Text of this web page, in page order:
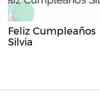
Feliz Cumpleaños
Silvia